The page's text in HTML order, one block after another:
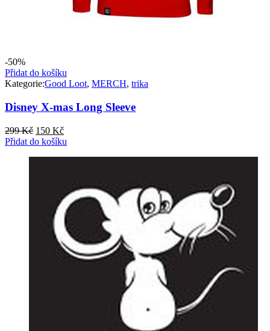
-50%
Přidat do košíku
Kategorie:Good Loot, MERCH, trika
Disney X-mas Long Sleeve
299Kč Původní
cena
150 KčAktuální
cena
Přidat do košíku